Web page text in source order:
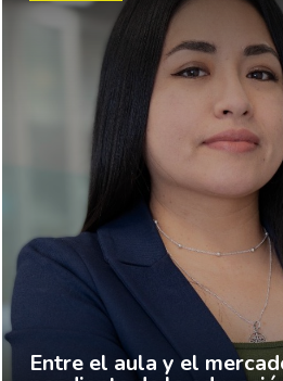
Entre el aula y el